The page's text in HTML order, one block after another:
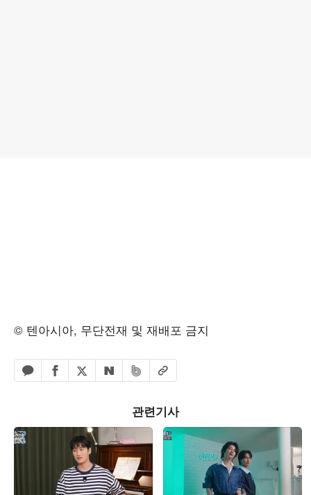
© 텐아시아, 무단전재 및 재배포 금지
카카오톡 공유하기
페이스북 공유하기
엑스 공유하기
네이버 공유하기
밴드 공유하기
URL복사
관련기사